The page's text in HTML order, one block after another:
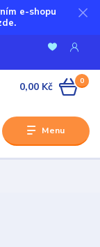
e-shopu
Menu
0
0,00 Kč